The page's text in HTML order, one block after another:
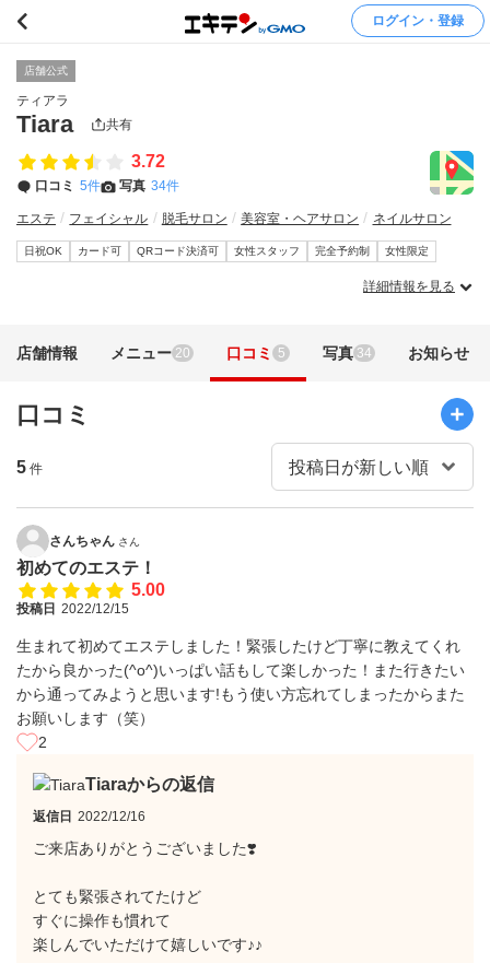
ログイン・登録
店舗公式
ティアラ
Tiara 共有
3.72
口コミ 5件 写真 34件
エステ フェイシャル 脱毛サロン 美容室・ヘアサロン ネイルサロン
日祝OK カード可 QRコード決済可 女性スタッフ 完全予約制 女性限定
詳細情報を見る
店舗情報 メニュー 20 口コミ 5 写真 34 お知らせ
口コミ
5 件
さんちゃん さん
初めてのエステ！
5.00
投稿日 2022/12/15
生まれて初めてエステしました！緊張したけど丁寧に教えてくれ
たから良かった(^o^)いっぱい話もして楽しかった！また行きたい
から通ってみようと思います!もう使い方忘れてしまったからまた
お願いします（笑）
2
Tiaraからの返信
返信日 2022/12/16
ご来店ありがとうございました❣️
とても緊張されてたけど
すぐに操作も慣れて
楽しんでいただけて嬉しいです♪♪